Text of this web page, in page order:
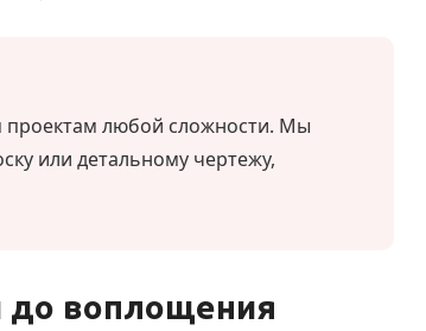
проектам любой сложности. Мы
или детальному чертежу,
до воплощения